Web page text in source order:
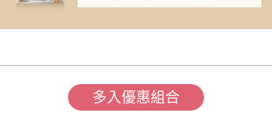
多入優惠組合